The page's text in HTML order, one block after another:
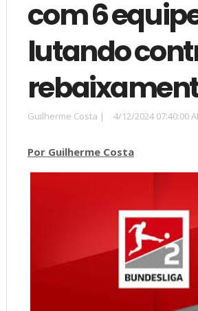
com 6
lutando
Guilherme Costa | 4/12/2024 07:40:00
Por Guilherme Costa